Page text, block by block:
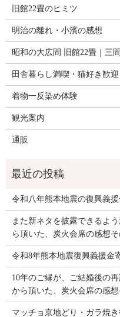
旧館22畳のヒミツ
明治の離れ・小濱の感想
昭和の大広間 旧館22畳｜三
田舎暮らし満喫・猫好き歓
着物一反染め体験
観光案内
通販
令和八年熊本地震の復興義
また新ネタを披露できるよ
ら頂いた、炭火会席の感想そ
令和8年熊本地震復興義援金
10年のご縁が、ご結婚後の
から頂いた、炭火会席の感想
マッチョ京地どり・ガラ焼